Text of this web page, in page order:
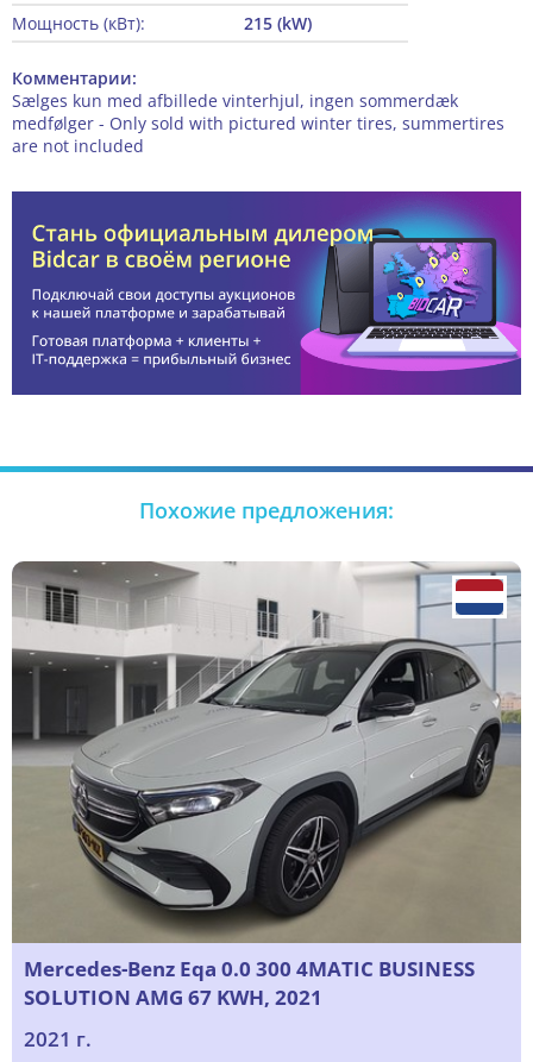
Мощность (кВт):
215 (kW)
Комментарии:
Sælges kun med afbillede vinterhjul, ingen sommerdæk
medfølger - Only sold with pictured winter tires, summertires
are not included
Похожие предложения:
Mercedes-Benz Eqa 0.0 300 4MATIC BUSINESS
SOLUTION AMG 67 KWH, 2021
2021 г.